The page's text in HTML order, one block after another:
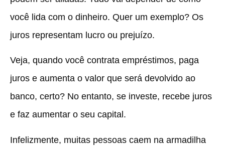
você lida com o dinheiro. Quer um exemplo? Os
juros representam lucro ou prejuízo.
Veja, quando você contrata empréstimos, paga
juros e aumenta o valor que será devolvido ao
banco, certo? No entanto, se investe, recebe juros
e faz aumentar o seu capital.
Infelizmente, muitas pessoas caem na armadilha